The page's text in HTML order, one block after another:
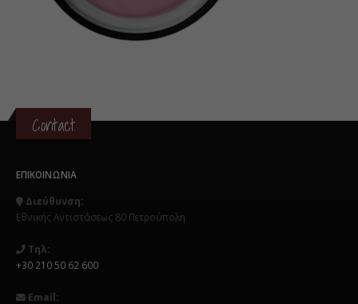
Contact
ΕΠΙΚΟΙΝΩΝΊΑ
Διεύθυνση:
Εθνικής Αντιστάσεως 80 Πετρούπολη
Τηλ:
+30 210 50 62 600
Email: